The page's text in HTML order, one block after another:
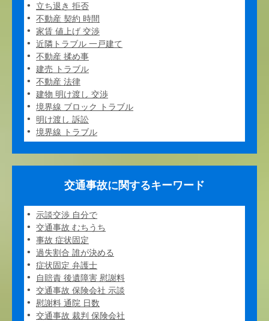
立ち退き 拒否
不動産 契約 時間
家賃 値上げ 交渉
近隣トラブル 一戸建て
不動産 揉め事
建売 トラブル
不動産 法律
建物 明け渡し 交渉
境界線 ブロック トラブル
明け渡し 訴訟
境界線 トラブル
交通事故に関するキーワード
示談交渉 自分で
交通事故 むちうち
事故 症状固定
過失割合 誰が決める
症状固定 弁護士
自賠責 後遺障害 慰謝料
交通事故 保険会社 示談
慰謝料 通院 日数
交通事故 裁判 保険会社